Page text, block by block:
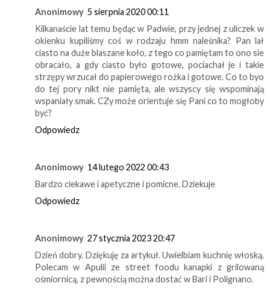
Anonimowy 5 sierpnia 2020 00:11
Kilkanaście lat temu będąc w Padwie, przy jednej z uliczek w
okienku kupiliśmy coś w rodzaju hmm naleśnika? Pan lał
ciasto na duże blaszane koło, z tego co pamiętam to ono sie
obracało, a gdy ciasto było gotowe, pociachał je i takie
strzępy wrzucał do papierowego rożka i gotowe. Co to byo
do tej pory nikt nie pamięta, ale wszyscy się wspominają
wspaniały smak. CZy może orientuje się Pani co to mogłoby
być?
Odpowiedz
Anonimowy 14 lutego 2022 00:43
Bardzo ciekawe i apetyczne i pomicne. Dziekuje
Odpowiedz
Anonimowy 27 stycznia 2023 20:47
Dzień dobry. Dziękuję za artykuł. Uwielbiam kuchnię włoską.
Polecam w Apulii ze street foodu kanapki z grilowaną
ośmiornicą, z pewnością można dostać w Bari i Polignano.